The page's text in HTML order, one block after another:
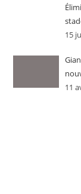
15
11